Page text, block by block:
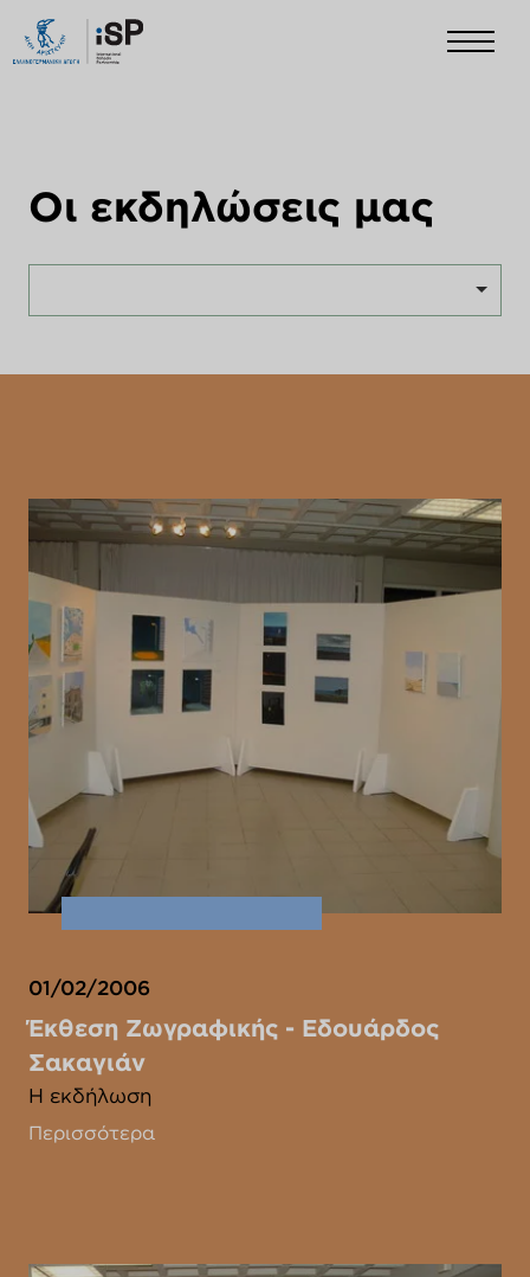
Οι εκδηλώσεις μας
01/02/2006
Έκθεση Ζωγραφικής - Εδουάρδος
Σακαγιάν
Η εκδήλωση
Περισσότερα